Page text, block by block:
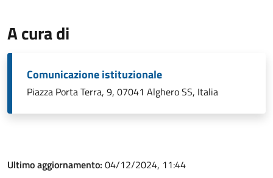
A cura di
Comunicazione istituzionale
Piazza Porta Terra, 9, 07041 Alghero SS, Italia
Ultimo aggiornamento: 04/12/2024, 11:44